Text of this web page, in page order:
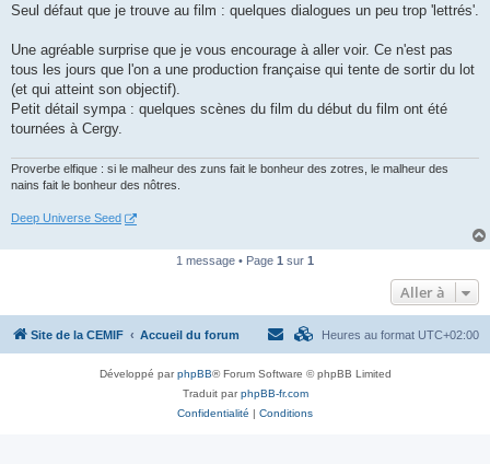
Seul défaut que je trouve au film : quelques dialogues un peu trop 'lettrés'.
Une agréable surprise que je vous encourage à aller voir. Ce n'est pas
tous les jours que l'on a une production française qui tente de sortir du lot
(et qui atteint son objectif).
Petit détail sympa : quelques scènes du film du début du film ont été
tournées à Cergy.
Proverbe elfique : si le malheur des zuns fait le bonheur des zotres, le malheur des
nains fait le bonheur des nôtres.
Deep Universe Seed
1 message • Page 1 sur 1
Aller à
Site de la CEMIF Accueil du forum Heures au format UTC+02:00
Développé parphpBB® Forum Software © phpBB Limited
Traduit parphpBB-fr.com
Confidentialité | Conditions